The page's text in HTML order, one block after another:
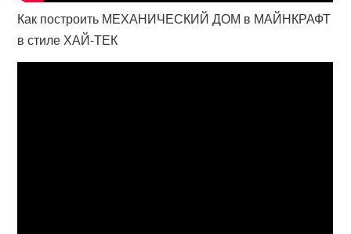
Как построить МЕХАНИЧЕСКИЙ ДОМ в МАЙНКРАФТ
в стиле ХАЙ-ТЕК